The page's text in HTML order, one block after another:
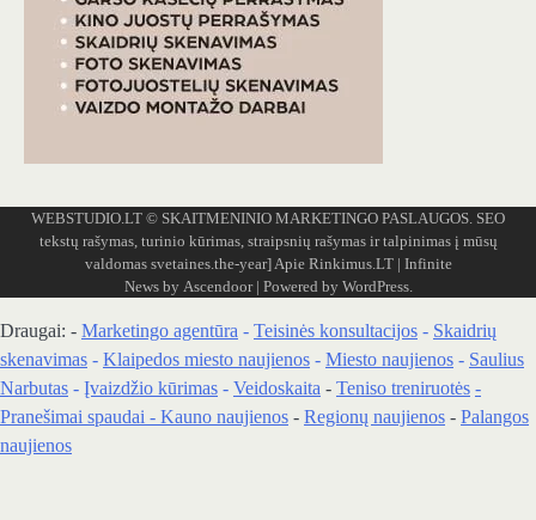
WEBSTUDIO.LT © SKAITMENINIO MARKETINGO PASLAUGOS. SEO
tekstų rašymas, turinio kūrimas, straipsnių rašymas ir talpinimas į mūsų
valdomas svetaines.the-year] Apie Rinkimus.LT| Infinite
News by Ascendoor| Powered by WordPress.
Draugai: - Marketingo agentūra - Teisinės konsultacijos - Skaidrių
skenavimas - Klaipedos miesto naujienos - Miesto naujienos - Saulius
Narbutas - Įvaizdžio kūrimas - Veidoskaita - Teniso treniruotės -
Pranešimai spaudai - Kauno naujienos - Regionų naujienos - Palangos
naujienos